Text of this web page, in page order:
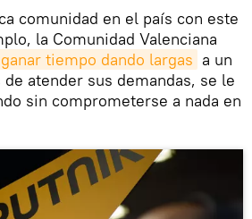
comunidad en el país con este
la Comunidad Valenciana
tiempo dando largas a un
atender sus demandas, se le
sin comprometerse a nada en